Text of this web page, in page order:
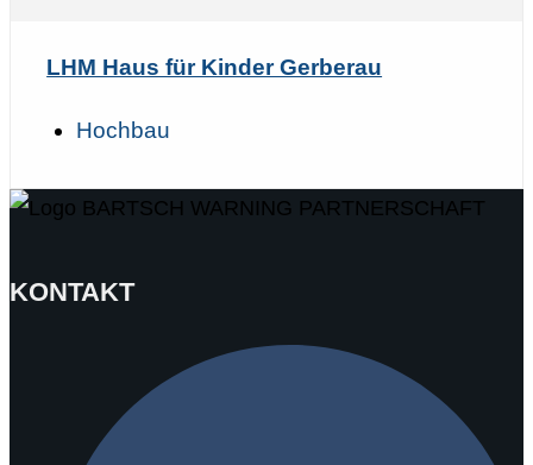
LHM Haus für Kinder Gerberau
Hochbau
KONTAKT